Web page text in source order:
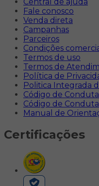
Fale conosco
Venda direta
Campanhas
Parceiros
Condições
Termos de uso
Termos de
Política de
Politica Integrada
Código de
Código de
Manual de
Certificações